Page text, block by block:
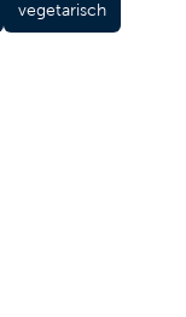
vegetarisch